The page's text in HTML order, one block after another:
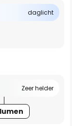
daglicht
Zeer helder